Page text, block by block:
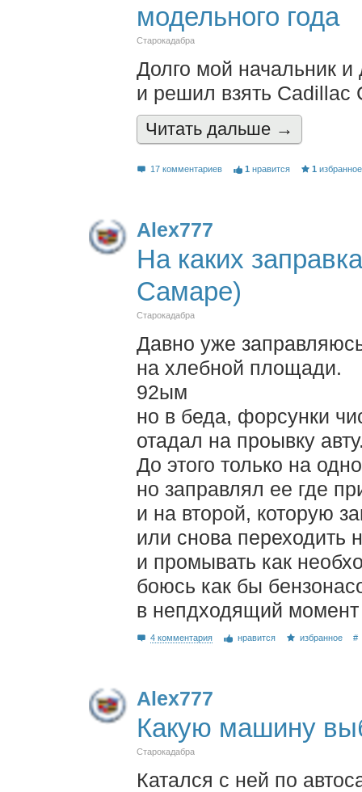
модельного года
Старокадабра
Долго мой начальник и
и решил взять Cadillac
Читать дальшe →
17 комментариев 1 нравится 1 избранное
Alex777
На каких
Самаре)
Старокадабра
Давно уже
на хлебной площади.
92ым
но в беда, форсунки
отадал на проывку
До этого только на
но заправлял ее где
и на второй, которую
или снова переходить
и промывать как
боюсь как бы
в непдходящий момент
4 комментария нравится избранное #
Alex777
Какую машину
Старокадабра
Катался с ней по